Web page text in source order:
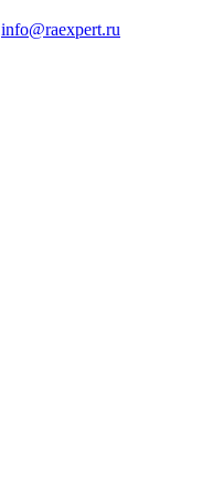
info@raexpert.ru